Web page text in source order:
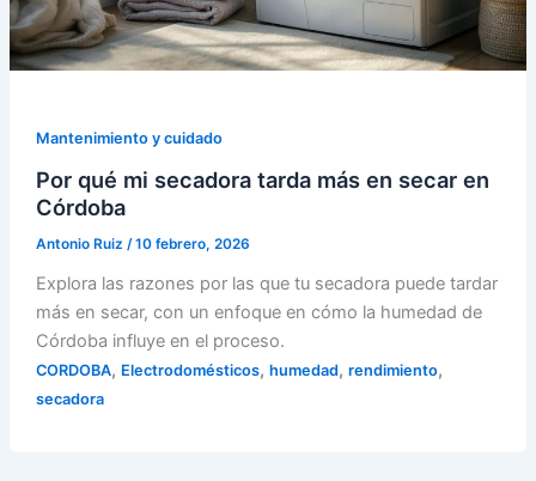
Mantenimiento y cuidado
Por qué mi secadora tarda más en secar en
Córdoba
Antonio Ruiz /10 febrero, 2026
Explora las razones por las que tu secadora puede tardar
más en secar, con un enfoque en cómo la humedad de
Córdoba influye en el proceso.
CORDOBA, Electrodomésticos, humedad, rendimiento,
secadora